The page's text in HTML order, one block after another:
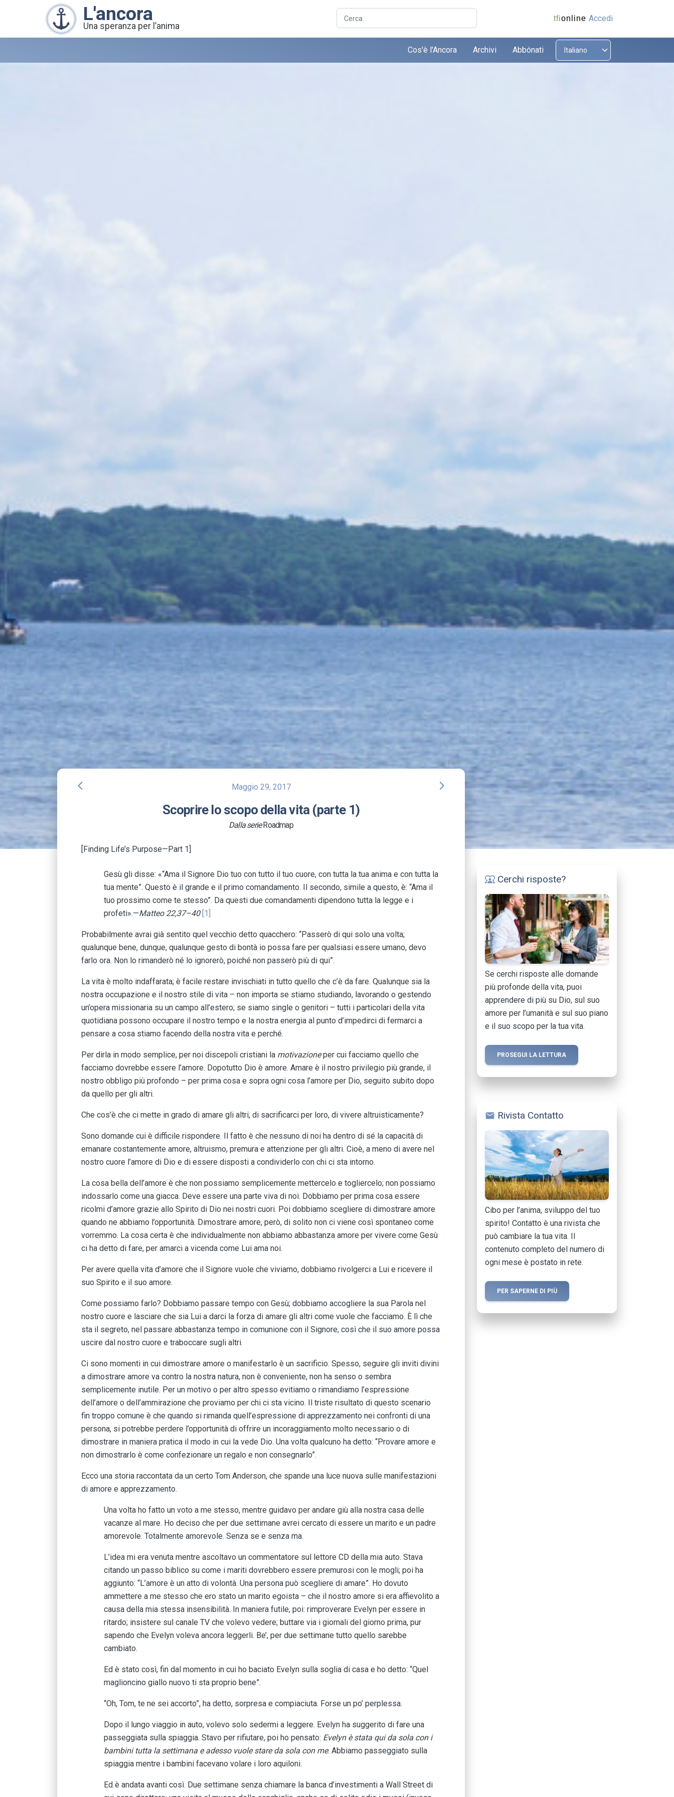
L'ancora
Una speranza per l’anima
Cerca tfionline Accedi
Cos'è l'Ancora Archivi Abbónati
arrow_back_ios Maggio 29, 2017 arrow_forward_ios
Scoprire lo scopo della vita (parte 1)
Dalla serieRoadmap
[Finding Life’s Purpose—Part 1]
Gesù gli disse: «“Ama il Signore Dio tuo con tutto il tuo cuore, con tutta la tua anima e con tutta la
tua mente”. Questo è il grande e il primo comandamento. Il secondo, simile a questo, è: “Ama il
tuo prossimo come te stesso”. Da questi due comandamenti dipendono tutta la legge e i
profeti».—Matteo 22,37–40 [1]
Probabilmente avrai già sentito quel vecchio detto quacchero: “Passerò di qui solo una volta;
qualunque bene, dunque, qualunque gesto di bontà io possa fare per qualsiasi essere umano, devo
farlo ora. Non lo rimanderò né lo ignorerò, poiché non passerò più di qui”.
La vita è molto indaffarata; è facile restare invischiati in tutto quello che c’è da fare. Qualunque sia la
nostra occupazione e il nostro stile di vita – non importa se stiamo studiando, lavorando o gestendo
un’opera missionaria su un campo all’estero; se siamo single o genitori – tutti i particolari della vita
quotidiana possono occupare il nostro tempo e la nostra energia al punto d’impedirci di fermarci a
pensare a cosa stiamo facendo della nostra vita e perché.
Per dirla in modo semplice, per noi discepoli cristiani la motivazioneper cui facciamo quello che
facciamo dovrebbe essere l’amore. Dopotutto Dio è amore. Amare è il nostro privilegio più grande, il
nostro obbligo più profondo – per prima cosa e sopra ogni cosa l’amore per Dio, seguito subito dopo
da quello per gli altri.
Che cos’è che ci mette in grado di amare gli altri, di sacrificarci per loro, di vivere altruisticamente?
Sono domande cui è difficile rispondere. Il fatto è che nessuno di noi ha dentro di sé la capacità di
emanare costantemente amore, altruismo, premura e attenzione per gli altri. Cioè, a meno di avere nel
nostro cuore l’amore di Dio e di essere disposti a condividerlo con chi ci sta intorno.
La cosa bella dell’amore è che non possiamo semplicemente mettercelo e togliercelo; non possiamo
indossarlo come una giacca. Deve essere una parte viva di noi. Dobbiamo per prima cosa essere
ricolmi d’amore grazie allo Spirito di Dio nei nostri cuori. Poi dobbiamo scegliere di dimostrare amore
quando ne abbiamo l’opportunità. Dimostrare amore, però, di solito non ci viene così spontaneo come
vorremmo. La cosa certa è che individualmente non abbiamo abbastanza amore per vivere come Gesù
ci ha detto di fare, per amarci a vicenda come Lui ama noi.
Per avere quella vita d’amore che il Signore vuole che viviamo, dobbiamo rivolgerci a Lui e ricevere il
suo Spirito e il suo amore.
Come possiamo farlo? Dobbiamo passare tempo con Gesù; dobbiamo accogliere la sua Parola nel
nostro cuore e lasciare che sia Lui a darci la forza di amare gli altri come vuole che facciamo. È lì che
sta il segreto, nel passare abbastanza tempo in comunione con il Signore, così che il suo amore possa
uscire dal nostro cuore e traboccare sugli altri.
Ci sono momenti in cui dimostrare amore o manifestarlo è un sacrificio. Spesso, seguire gli inviti divini
a dimostrare amore va contro la nostra natura, non è conveniente, non ha senso o sembra
semplicemente inutile. Per un motivo o per altro spesso evitiamo o rimandiamo l’espressione
dell’amore o dell’ammirazione che proviamo per chi ci sta vicino. Il triste risultato di questo scenario
fin troppo comune è che quando si rimanda quell’espressione di apprezzamento nei confronti di una
persona, si potrebbe perdere l’opportunità di offrire un incoraggiamento molto necessario o di
dimostrare in maniera pratica il modo in cui la vede Dio. Una volta qualcuno ha detto: “Provare amore e
non dimostrarlo è come confezionare un regalo e non consegnarlo”.
Ecco una storia raccontata da un certo Tom Anderson, che spande una luce nuova sulle manifestazioni
di amore e apprezzamento.
Una volta ho fatto un voto a me stesso, mentre guidavo per andare giù alla nostra casa delle
vacanze al mare. Ho deciso che per due settimane avrei cercato di essere un marito e un padre
amorevole. Totalmente amorevole. Senza se e senza ma.
L’idea mi era venuta mentre ascoltavo un commentatore sul lettore CD della mia auto. Stava
citando un passo biblico su come i mariti dovrebbero essere premurosi con le mogli; poi ha
aggiunto: “L’amore è un atto di volontà. Una persona può scegliere di amare”. Ho dovuto
ammettere a me stesso che ero stato un marito egoista – che il nostro amore si era affievolito a
causa della mia stessa insensibilità. In maniera futile, poi: rimproverare Evelyn per essere in
ritardo; insistere sul canale TV che volevo vedere; buttare via i giornali del giorno prima, pur
sapendo che Evelyn voleva ancora leggerli. Be’, per due settimane tutto quello sarebbe
cambiato.
Ed è stato così, fin dal momento in cui ho baciato Evelyn sulla soglia di casa e ho detto: “Quel
maglioncino giallo nuovo ti sta proprio bene”.
“Oh, Tom, te ne sei accorto”, ha detto, sorpresa e compiaciuta. Forse un po’ perplessa.
Dopo il lungo viaggio in auto, volevo solo sedermi a leggere. Evelyn ha suggerito di fare una
passeggiata sulla spiaggia. Stavo per rifiutare, poi ho pensato: Evelyn è stata qui da sola con i
bambini tutta la settimana e adesso vuole stare da sola con me. Abbiamo passeggiato sulla
spiaggia mentre i bambini facevano volare i loro aquiloni.
Ed è andata avanti così. Due settimane senza chiamare la banca d’investimenti a Wall Street di
diversity_1 Cerchi risposte?
Se cerchi risposte alle domande
più profonde della vita, puoi
apprendere di più su Dio, sul suo
amore per l’umanità e sul suo piano
e il suo scopo per la tua vita.
PROSEGUI LA LETTURA
mail Rivista Contatto
Cibo per l’anima, sviluppo del tuo
spirito! Contatto è una rivista che
può cambiare la tua vita. Il
contenuto completo del numero di
ogni mese è postato in rete.
PER SAPERNE DI PIÙ